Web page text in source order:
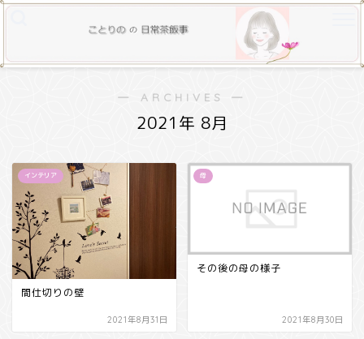
― ARCHIVES ―
2021年 8月
インテリア
間仕切りの壁
2021年8月31日
母
その後の母の様子
2021年8月30日